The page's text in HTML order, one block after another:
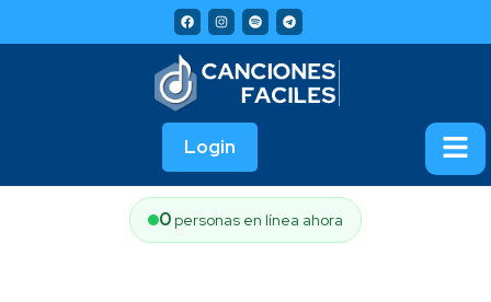
Login
0 personas en línea ahora